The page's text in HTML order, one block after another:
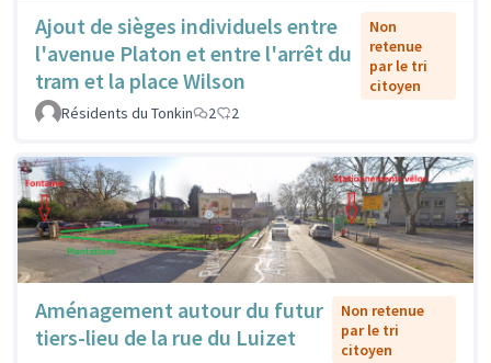
Ajout de sièges individuels entre
l'avenue Platon et entre l'arrêt du
tram et la place Wilson
Non
retenue
par le tri
citoyen
Résidents du Tonkin
2 2
Aménagement autour du futur
tiers-lieu de la rue du Luizet
Non retenue
par le tri
citoyen